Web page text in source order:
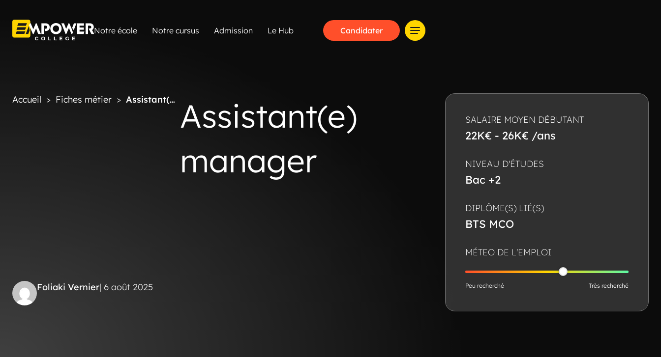
Notre école Notre cursus Admission Le Hub Candidater
Accueil > Fiches métier > Assistant(e) Assistant(e)
manager
Foliaki Vernier| 6 août 2025
SALAIRE MOYEN DÉBUTANT
22K€ - 26K€ /ans
NIVEAU D'ÉTUDES
Bac +2
DIPLÔME(S) LIÉ(S)
BTS MCO
MÉTEO DE L'EMPLOI
Peu recherché Très recherché